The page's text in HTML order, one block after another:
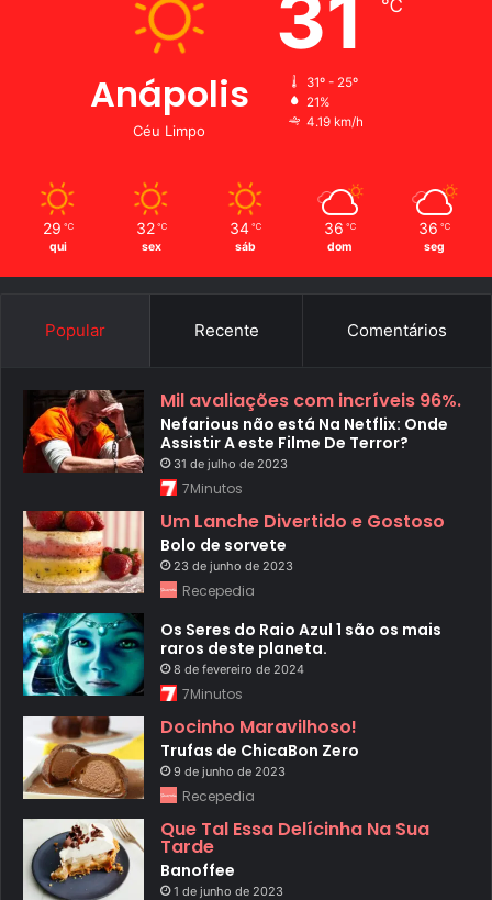
Anápolis
Céu Limpo
31 ℃
31º - 25º
21%
4.19 km/h
29 ℃
qui
32 ℃
sex
34 ℃
sáb
36 ℃
dom
36 ℃
seg
Popular Recente Comentários
Mil avaliações com incríveis 96%.
Nefarious não está Na Netflix: Onde
Assistir A este Filme De Terror?
31 de julho de 2023
7Minutos
Um Lanche Divertido e Gostoso
Bolo de sorvete
23 de junho de 2023
Recepedia
Os Seres do Raio Azul 1 são os mais
raros deste planeta.
8 de fevereiro de 2024
7Minutos
Docinho Maravilhoso!
Trufas de ChicaBon Zero
9 de junho de 2023
Recepedia
Que Tal Essa Delícinha Na Sua
Tarde
Banoffee
1 de junho de 2023